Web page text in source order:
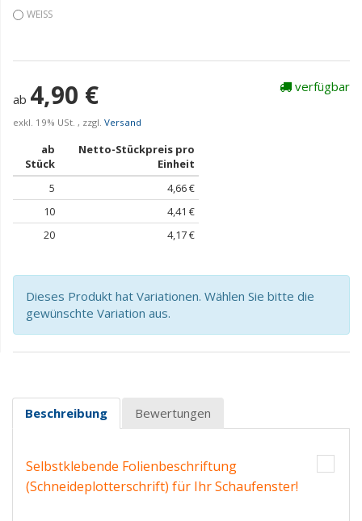
WEISS
ab 4,90 €
exkl. 19% USt. , zzgl. Versand
ab
Stück
Netto-Stückpreis pro
Einheit
5
4,66 €
10
4,41 €
20
4,17 €
verfügbar
Dieses Produkt hat Variationen. Wählen Sie bitte die
gewünschte Variation aus.
Beschreibung Bewertungen
Selbstklebende Folienbeschriftung
(Schneideplotterschrift) für Ihr Schaufenster!